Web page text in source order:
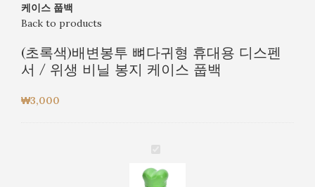
케이스 풉백
Back to products
(초록색)배변봉투 뼈다귀형 휴대용 디스펜
서 / 위생 비닐 봉지 케이스 풉백
₩3,000
(초
색)